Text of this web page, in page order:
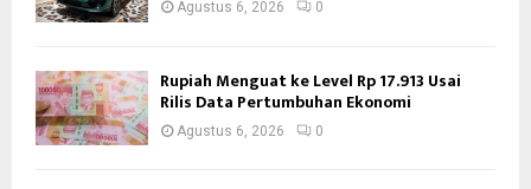
Agustus 6, 2026 0
Rupiah Menguat ke Level Rp 17.913 Usai
Rilis Data Pertumbuhan Ekonomi
Agustus 6, 2026 0